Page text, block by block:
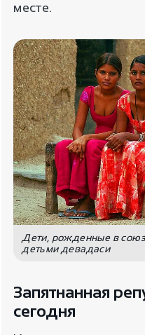
месте.
Дети, рожденные в
детьми девадаси
Запятнанная
сегодня